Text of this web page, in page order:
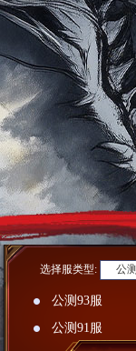
选择服类型: 公
公测93服
公测91服